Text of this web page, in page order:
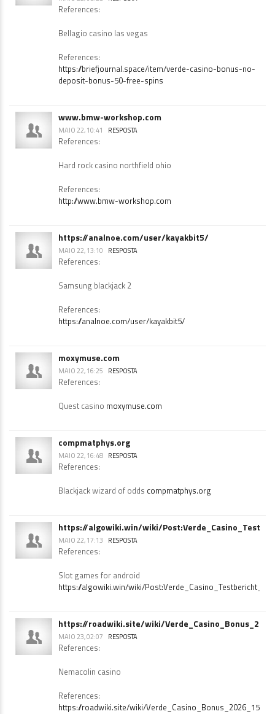
References:
Bellagio casino las vegas
References:
https://briefjournal.space/item/verde-casino-bonus-no-
deposit-bonus-50-free-spins
www.bmw-workshop.com
MAIO 22, 10:41 RESPOSTA
References:
Hard rock casino northfield ohio
References:
http://www.bmw-workshop.com
https://analnoe.com/user/kayakbit5/
MAIO 22, 13:10 RESPOSTA
References:
Samsung blackjack 2
References:
https://analnoe.com/user/kayakbit5/
moxymuse.com
MAIO 22, 16:25 RESPOSTA
References:
Quest casino moxymuse.com
compmatphys.org
MAIO 22, 16:48 RESPOSTA
References:
Blackjack wizard of odds compmatphys.org
https://algowiki.win/wiki/
MAIO 22, 17:13 RESPOSTA
References:
Slot games for android
https://algowiki.win/wiki/
https://roadwiki.site/wiki/
MAIO 23, 02:07 RESPOSTA
References:
Nemacolin casino
References:
https://roadwiki.site/wiki/